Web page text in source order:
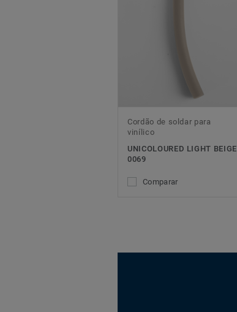
Cordão de soldar para
vinílico
UNICOLOURED LIGHT BEIGE
0069
Comparar